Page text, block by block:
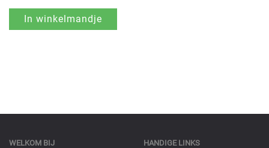
WELKOM BIJ
HANDIGE LINKS